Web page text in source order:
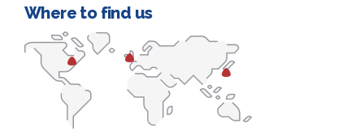
Where to find us